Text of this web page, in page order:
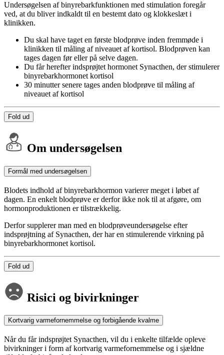
Undersøgelsen af binyrebarkfunktionen med stimulation foregår
ved, at du bliver indkaldt til en bestemt dato og klokkeslæt i
klinikken.
Du skal have taget en første blodprøve inden fremmøde i
klinikken til måling af niveauet af kortisol. Blodprøven kan
tages dagen før eller på selve dagen.
Du får herefter indsprøjtet hormonet Synacthen, der stimulerer
binyrebarkhormonet kortisol
30 minutter senere tages anden blodprøve til måling af
niveauet af kortisol
Fold ud
Om undersøgelsen
Formål med undersøgelsen
Blodets indhold af binyrebarkhormon varierer meget i løbet af
dagen. En enkelt blodprøve er derfor ikke nok til at afgøre, om
hormonproduktionen er tilstrækkelig.
Derfor supplerer man med en blodprøveundersøgelse efter
indsprøjtning af Synacthen, der har en stimulerende virkning på
binyrebarkhormonet kortisol.
Fold ud
Risici og bivirkninger
Kortvarig varmefornemmelse og forbigående kvalme
Når du får indsprøjtet Synacthen, vil du i enkelte tilfælde opleve
bivirkninger i form af kortvarig varmefornemmelse og i sjældne